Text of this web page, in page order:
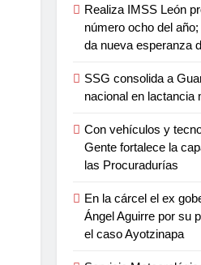
Realiza IMSS León
número ocho del
da nueva esperanza
SSG consolida a
nacional en lactancia
Con vehículos y
Gente fortalece la
las Procuradurías
En la cárcel el ex
Ángel Aguirre por su
el caso Ayotzinapa